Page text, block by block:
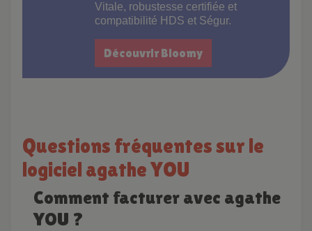
Vitale, robustesse certifiée et
compatibilité HDS et Ségur.
Découvrir Bloomy
Questions fréquentes sur le
logiciel agathe YOU
Comment facturer avec agathe
YOU ?